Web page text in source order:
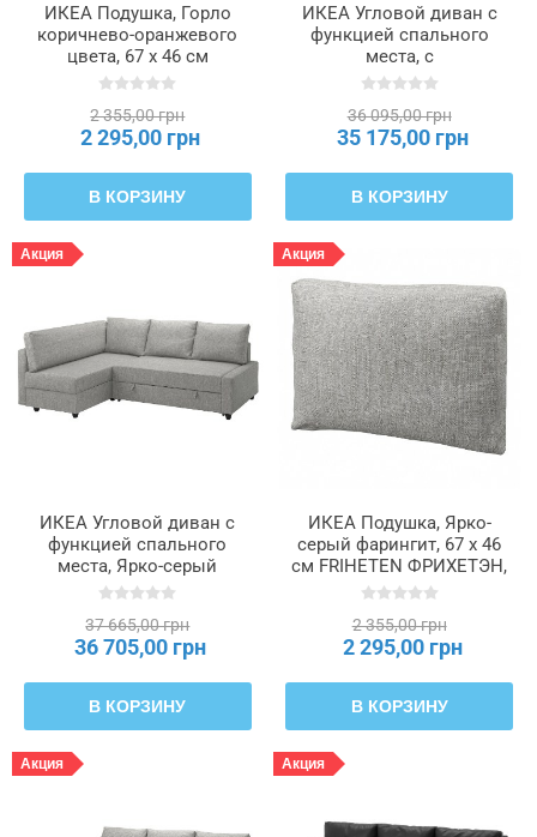
ИКЕА Подушка, Горло
коричнево-оранжевого
цвета, 67 x 46 см
FRIHETEN ФРИХЕТЭН,
2 355,00 грн
2 295,00 грн
В КОРЗИНУ
ИКЕА Угловой диван с
функцией спального
места, с
дополнительными
Светло-серый FRIHETEN
ФРИХЕТЭН, 593.266.24
36 095,00 грн
35 175,00 грн
В КОРЗИНУ
Акция
ИКЕА Угловой диван с
функцией спального
места, Ярко-серый
фарингит FRIHETEN
495.202.35
37 665,00 грн
36 705,00 грн
В КОРЗИНУ
Акция
ИКЕА Подушка, Ярко-
серый фарингит, 67 x 46
см FRIHETEN ФРИХЕТЭН,
605.512.54
2 355,00 грн
2 295,00 грн
В КОРЗИНУ
Акция Акция